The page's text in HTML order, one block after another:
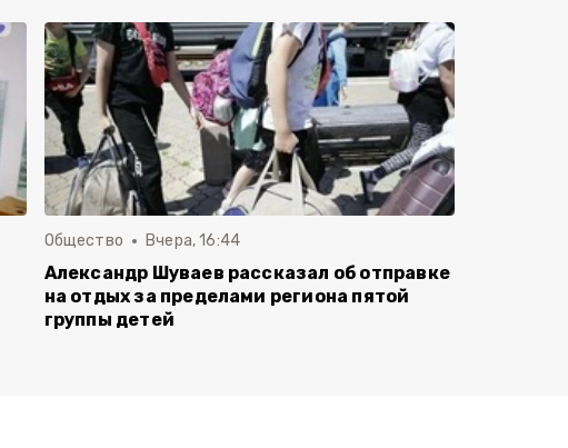
Общество Вчера, 16:44
Александр Шуваев рассказал об отправке
на отдых за пределами региона пятой
группы детей